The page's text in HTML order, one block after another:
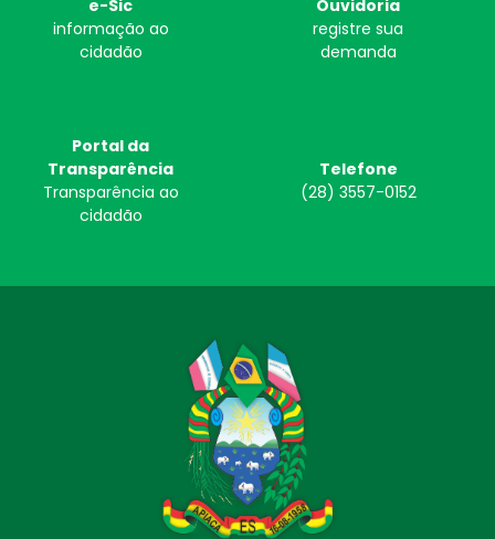
e-Sic
informação ao
cidadão
Ouvidoria
registre sua
demanda
Portal da
Transparência
Transparência ao
cidadão
Telefone
(28) 3557-0152